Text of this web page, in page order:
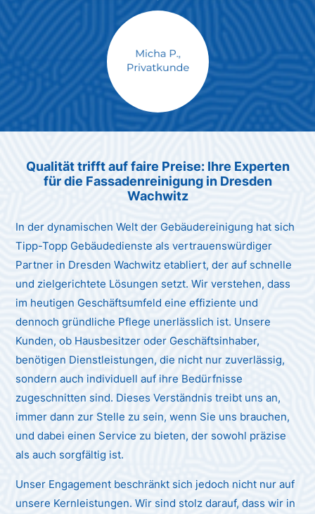
Max Mustermann
Qualität trifft auf faire Preise: Ihre Experten
für die Fassadenreinigung in Dresden
Wachwitz
In der dynamischen Welt der Gebäudereinigung hat sich
Tipp-Topp Gebäudedienste als vertrauenswürdiger
Partner in Dresden Wachwitz etabliert, der auf schnelle
und zielgerichtete Lösungen setzt. Wir verstehen, dass
im heutigen Geschäftsumfeld eine effiziente und
dennoch gründliche Pflege unerlässlich ist. Unsere
Kunden, ob Hausbesitzer oder Geschäftsinhaber,
benötigen Dienstleistungen, die nicht nur zuverlässig,
sondern auch individuell auf ihre Bedürfnisse
zugeschnitten sind. Dieses Verständnis treibt uns an,
immer dann zur Stelle zu sein, wenn Sie uns brauchen,
und dabei einen Service zu bieten, der sowohl präzise
als auch sorgfältig ist.
Unser Engagement beschränkt sich jedoch nicht nur auf
unsere Kernleistungen. Wir sind stolz darauf, dass wir in